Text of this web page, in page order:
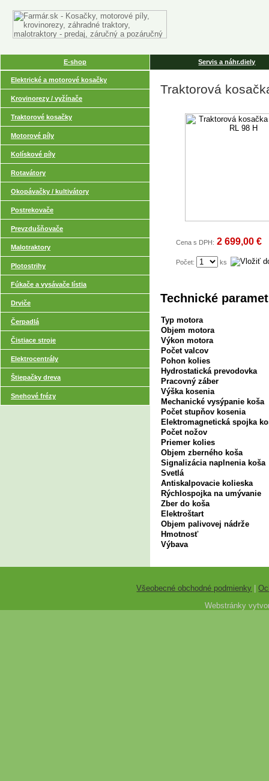
E-shop Servis a náhr.diely
Elektrické a motorové kosačky
Krovinorezy / vyžínače
Traktorové kosačky
Motorové píly
Kolískové píly
Rotavátory
Okopávačky / kultivátory
Postrekovače
Prevzdušňovače
Malotraktory
Plotostrihy
Fúkače a vysávače lístia
Drviče
Čerpadlá
Čistiace stroje
Elektrocentrály
Štiepačky dreva
Snehové frézy
Traktorová
Cena s DPH: 2 699,00 €
Počet: ks
Technické
Typ motora
Objem motora
Výkon motora
Počet valcov
Pohon kolies
Hydrostatická prevodovka
Pracovný záber
Výška kosenia
Mechanické vysýpanie koša
Počet stupňov kosenia
Elektromagnetická spojka
Počet nožov
Priemer kolies
Objem zberného koša
Signalizácia naplnenia koša
Svetlá
Antiskalpovacie kolieska
Rýchlospojka na umývanie
Zber do koša
Elektroštart
Objem palivovej nádrže
Hmotnosť
Výbava
Všeobecné obchodné podmienky |
Webstránky